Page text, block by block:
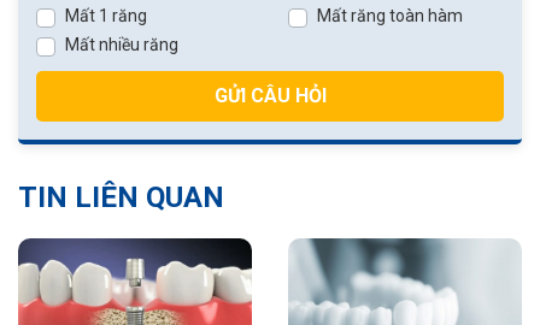
Mất 1 răng
Mất nhiều răng
Mất răng toàn hàm
GỬI CÂU HỎI
TIN LIÊN QUAN